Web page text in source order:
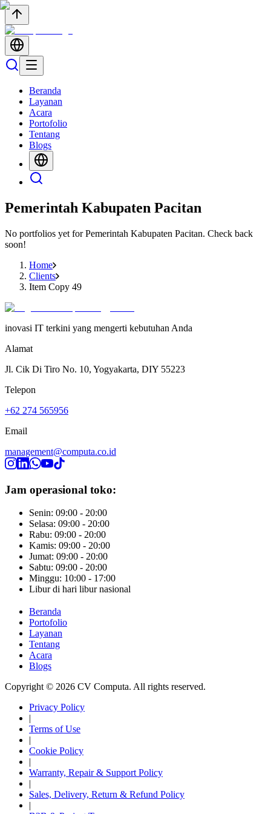
Beranda
Layanan
Acara
Portofolio
Tentang
Blogs
Pemerintah Kabupaten Pacitan
No portfolios yet forPemerintah Kabupaten Pacitan. Check back
soon!
Home
Clients
Item Copy 49
inovasi IT terkini yang mengerti kebutuhan Anda
Alamat
Jl. Cik Di Tiro No. 10, Yogyakarta, DIY 55223
Telepon
+62 274 565956
Email
management@computa.co.id
Jam operasional toko:
Senin: 09:00 - 20:00
Selasa: 09:00 - 20:00
Rabu: 09:00 - 20:00
Kamis: 09:00 - 20:00
Jumat: 09:00 - 20:00
Sabtu: 09:00 - 20:00
Minggu: 10:00 - 17:00
Libur di hari libur nasional
Beranda
Portofolio
Layanan
Tentang
Acara
Blogs
Copyright © 2026 CV Computa. All rights reserved.
Privacy Policy
|
Terms of Use
|
Cookie Policy
|
Warranty, Repair & Support Policy
|
Sales, Delivery, Return & Refund Policy
|